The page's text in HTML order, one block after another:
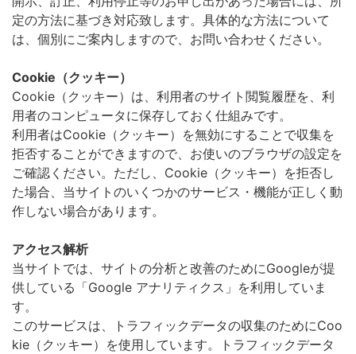
定の方法に基づき対応致します。具体的な方法について
は、個別にご案内しますので、お問い合わせください。
Cookie（クッキー）
Cookie（クッキー）は、利用者のサイト閲覧履歴を、利
用者のコンピュータに保存しておく仕組みです。
利用者はCookie（クッキー）を無効にすることで収集を
拒否することができますので、お使いのブラウザの設定を
ご確認ください。ただし、Cookie（クッキー）を拒否し
た場合、当サイトのいくつかのサービス・機能が正しく動
作しない場合があります。
アクセス解析
当サイトでは、サイトの分析と改善のためにGoogleが提
供している「Google アナリティクス」を利用していま
す。
このサービスは、トラフィックデータの収集のためにCoo
kie（クッキー）を使用しています。トラフィックデータ